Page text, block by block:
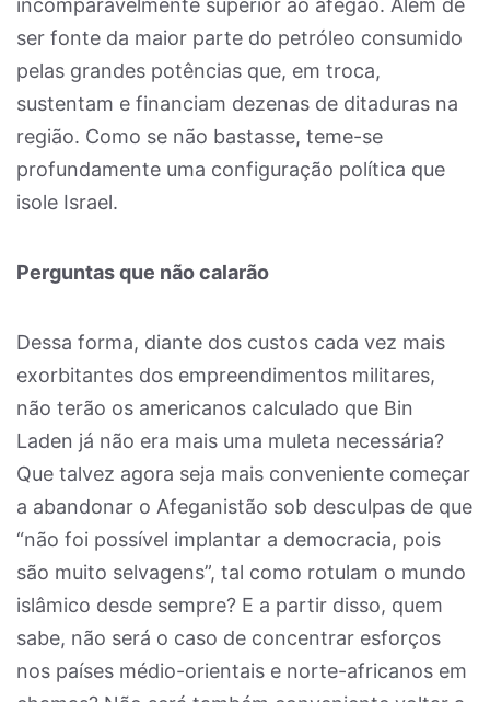
incomparavelmente superior ao afegão. Além de
ser fonte da maior parte do petróleo consumido
pelas grandes potências que, em troca,
sustentam e financiam dezenas de ditaduras na
região. Como se não bastasse, teme-se
profundamente uma configuração política que
isole Israel.
Perguntas que não calarão
Dessa forma, diante dos custos cada vez mais
exorbitantes dos empreendimentos militares,
não terão os americanos calculado que Bin
Laden já não era mais uma muleta necessária?
Que talvez agora seja mais conveniente começar
a abandonar o Afeganistão sob desculpas de que
“não foi possível implantar a democracia, pois
são muito selvagens”, tal como rotulam o mundo
islâmico desde sempre? E a partir disso, quem
sabe, não será o caso de concentrar esforços
nos países médio-orientais e norte-africanos em